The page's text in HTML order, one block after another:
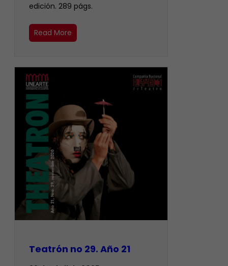
edición. 289 págs.
Read More
Teatrón no 29. Año 21